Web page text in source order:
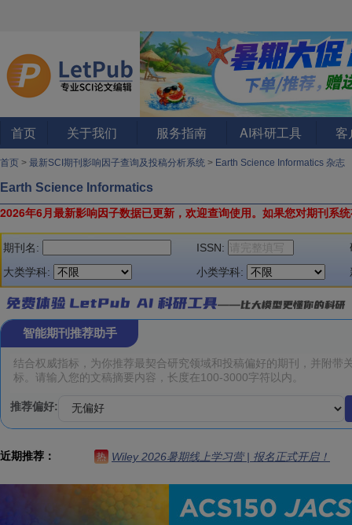
首页 关于我们 服务指南 AI科研工具 客
首页 > 最新SCI期刊影响因子查询及投稿分析系统 > Earth Science Informatics 杂志
Earth Science Informatics
2026年6月最新影响因子数据已更新，欢迎查询使用。 如果您对期刊系
期刊名: ISSN:
大类学科:
小类学科:
智能期刊推荐助手
推荐偏好:
近期推荐： 热 Wiley 2026暑期线上学习营 | 报名正式开启！